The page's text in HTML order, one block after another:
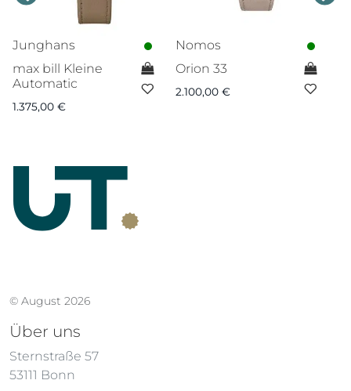
Junghans
max bill Kleine
Automatic
1.375,00 €
Nomos
Orion 33
2.100,00 €
© August 2026
Über uns
Sternstraße 57
53111 Bonn